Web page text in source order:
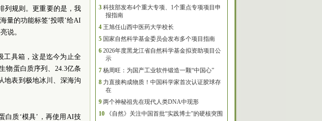
列规则。更重要的是，我
量的功能标签‘投喂’给AI
说。
工具箱，这是迄今为止全
物蛋白质序列、24.3亿条
地表到极地冰川、深海沟
白质‘模具’，再使用AI技
3 科技部发布4个重大专项、1个重点专项项目申
报指南
4 王旭任山西中医药大学校长
5 国家自然科学基金委员会发布多个项目指南
6 2026年度黑龙江省自然科学基金拟资助项目公
示
7 杨周旺：为国产工业软件锻造一颗“中国心”
8 力直接构成物质！中国科学家首次认证胶球存
在
9 两个神秘祖先在现代人类DNA中现形
10
《自然》关注中国首批“实践博士”的硬核突围